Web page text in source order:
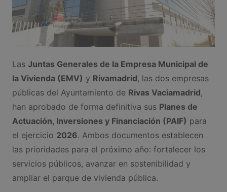
Las Juntas Generales de la Empresa Municipal de
la Vivienda (EMV) y Rivamadrid, las dos empresas
públicas del Ayuntamiento de Rivas Vaciamadrid,
han aprobado de forma definitiva sus Planes de
Actuación, Inversiones y Financiación (PAIF) para
el ejercicio 2026. Ambos documentos establecen
las prioridades para el próximo año: fortalecer los
servicios públicos, avanzar en sostenibilidad y
ampliar el parque de vivienda pública.